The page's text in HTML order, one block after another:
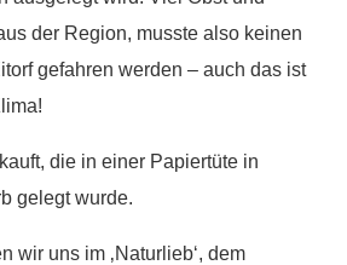
der Region, musste also keinen
gefahren werden – auch das ist
die in einer Papiertüte in
gelegt wurde.
wir uns im ‚Naturlieb‘, dem